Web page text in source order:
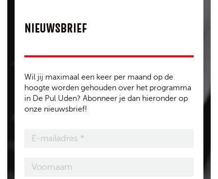
NIEUWSBRIEF
Wil jij maximaal een keer per maand op de
hoogte worden gehouden over het programma
in De Pul Uden? Abonneer je dan hieronder op
onze nieuwsbrief!